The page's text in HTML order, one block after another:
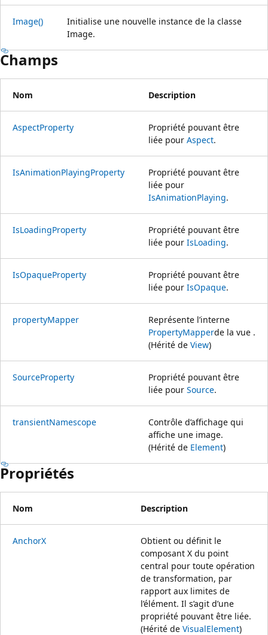
Image()
Initialise une nouvelle instance de la classe
Image.
Champs
Nom Description
AspectProperty
Propriété pouvant être
liée pour Aspect.
IsAnimationPlayingProperty
Propriété pouvant être
liée pour
IsAnimationPlaying.
IsLoadingProperty
Propriété pouvant être
liée pour IsLoading.
IsOpaqueProperty
Propriété pouvant être
liée pour IsOpaque.
propertyMapper
Représente l’interne
PropertyMapperde la vue .
(Hérité de View)
SourceProperty
Propriété pouvant être
liée pour Source.
transientNamescope
Contrôle d’affichage qui
affiche une image.
(Hérité de Element)
Propriétés
Nom Description
AnchorX
Obtient ou définit le
composant X du point
central pour toute opération
de transformation, par
rapport aux limites de
l’élément. Il s’agit d’une
propriété pouvant être liée.
(Hérité de VisualElement)